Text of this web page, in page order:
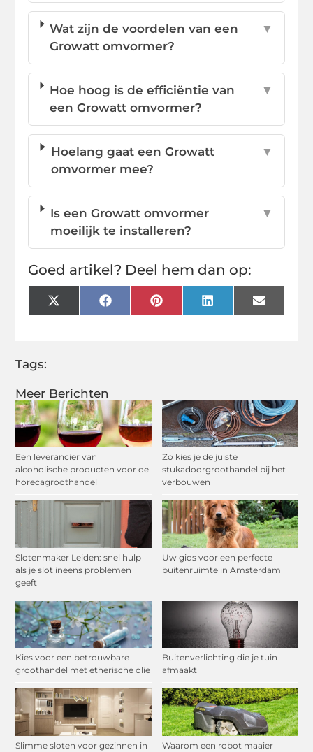
Meer Berichten
Een leverancier van
alcoholische producten voor de
horecagroothandel
Zo kies je de juiste
stukadoorgroothandel bij het
verbouwen
Slotenmaker Leiden: snel hulp
als je slot ineens problemen
geeft
Uw gids voor een perfecte
buitenruimte in Amsterdam
Kies voor een betrouwbare
groothandel met etherische olie
Buitenverlichting die je tuin
afmaakt
Slimme sloten voor gezinnen in
Waarom een robot maaier
Wat zijn de voordelen van een
Growatt omvormer?
▼
Hoe hoog is de efficiëntie van
een Growatt omvormer?
▼
Hoelang gaat een Growatt
omvormer mee?
▼
Is een Growatt omvormer
moeilijk te installeren?
▼
Goed artikel? Deel hem dan op:
X
(Twitter)
FacebookPinterestLinkedInEmail
Tags: